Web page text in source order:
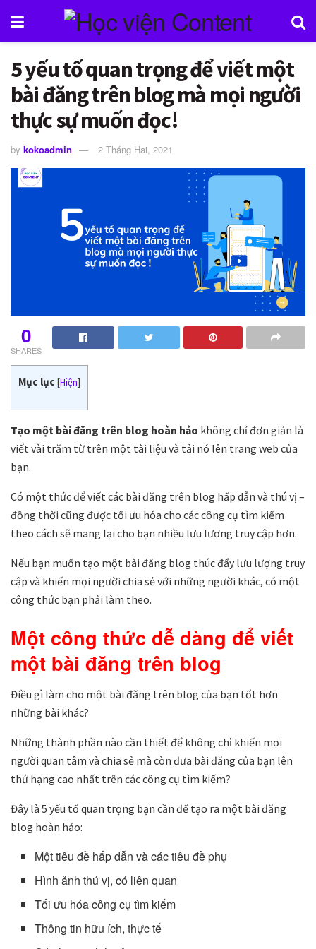
5 yếu tố quan trọng để viết một
bài đăng trên blog mà mọi người
thực sự muốn đọc!
by kokoadmin 2 Tháng Hai, 2021
0
SHARES
Mục lục [Hiện]
Tạo một bài đăng trên blog hoàn hảo không chỉ đơn giản là
viết vài trăm từ trên một tài liệu và tải nó lên trang web của
bạn.
Có một thức để viết các bài đăng trên blog hấp dẫn và thú vị –
đồng thời cũng được tối ưu hóa cho các công cụ tìm kiếm
theo cách sẽ mang lại cho bạn nhiều lưu lượng truy cập hơn.
Nếu bạn muốn tạo một bài đăng blog thúc đẩy lưu lượng truy
cập và khiến mọi người chia sẻ với những người khác, có một
công thức bạn phải làm theo.
Một công thức dễ dàng để viết
một bài đăng trên blog
Điều gì làm cho một bài đăng trên blog của bạn tốt hơn
những bài khác?
Những thành phần nào cần thiết để không chỉ khiến mọi
người quan tâm và chia sẻ mà còn đưa bài đăng của bạn lên
thứ hạng cao nhất trên các công cụ tìm kiếm?
Đây là 5 yếu tố quan trọng bạn cần để tạo ra một bài đăng
blog hoàn hảo:
Một tiêu đề hấp dẫn và các tiêu đề phụ
Hình ảnh thú vị, có liên quan
Tối ưu hóa công cụ tìm kiếm
Thông tin hữu ích, thực tế